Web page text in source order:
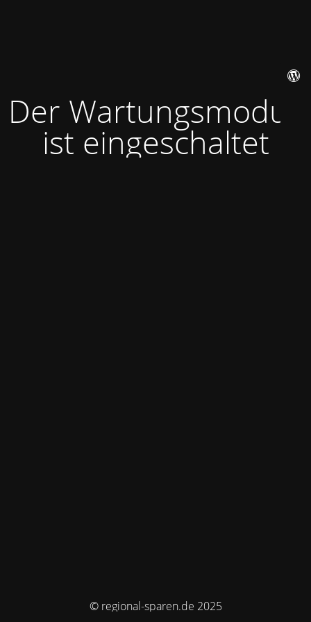
Der Wartungsmodus
ist eingeschaltet
© regional-sparen.de 2025